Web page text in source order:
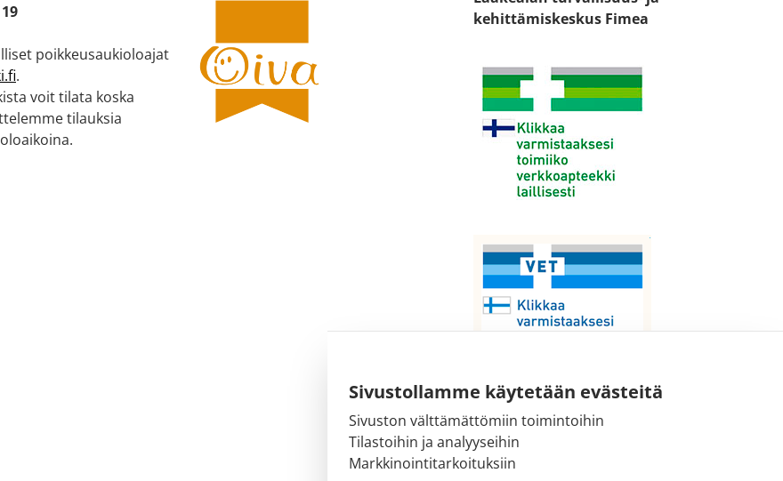
Sivustollamme käytetään evästeitä
Sivuston välttämättömiin toimintoihin
Tilastoihin ja analyyseihin
Markkinointitarkoituksiin
poikkeusaukioloajat
.
voit tilata koska
tilauksia
kehittämiskeskus Fimea
Sähköpostiosoite:
kirjaamo@fimea.fi